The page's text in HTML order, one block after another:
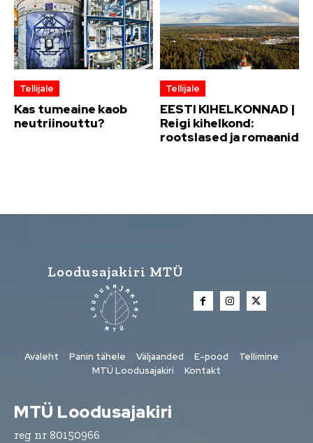
Tellijale
Kas tumeaine kaob
neutriinouttu?
Tellijale
EESTI KIHELKONNAD |
Reigi kihelkond:
rootslased ja romaanid
Loodusajakiri MTÜ
Avaleht Panin tähele Väljaanded E-pood
Tellimine
MTÜ Loodusajakiri
Kontakt
MTÜ Loodusajakiri
reg nr 80150966